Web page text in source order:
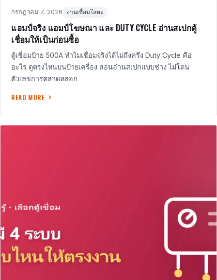
Posted
กรกฎาคม 7, 2026 งานเชื่อมโลหะ
แอมป์จริง แอมป์โฆษณา และ DUTY CYCLE อ่านสเปกตู้
เชื่อมให้เป็นก่อนซื้อ
ตู้เชื่อมป้าย 500A ทำไมเชื่อมจริงได้ไม่ถึงครึ่ง Duty Cycle คือ
อะไร ดูตรงไหนบนป้ายเครื่อง สอนอ่านสเปกแบบช่าง ไม่โดน
ตัวเลขการตลาดหลอก
READ MORE